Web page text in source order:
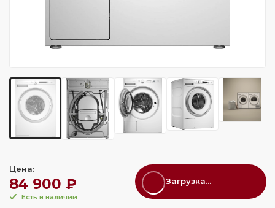
Цена:
84 900 ₽
Есть в наличии
Загрузка...